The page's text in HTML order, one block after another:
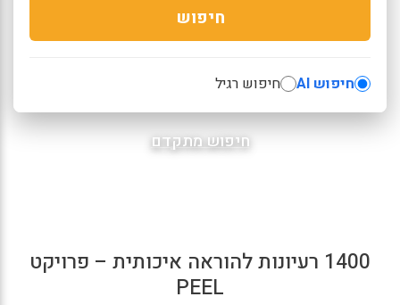
חיפוש
חיפוש AI חיפוש רגיל
חיפוש מתקדם
1400 רעיונות להוראה איכותית – פרויקט
PEEL